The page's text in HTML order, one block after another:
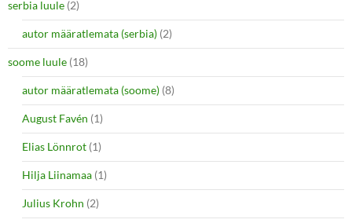
serbia luule (2)
autor määratlemata (serbia) (2)
soome luule (18)
autor määratlemata (soome) (8)
August Favén (1)
Elias Lönnrot (1)
Hilja Liinamaa (1)
Julius Krohn (2)